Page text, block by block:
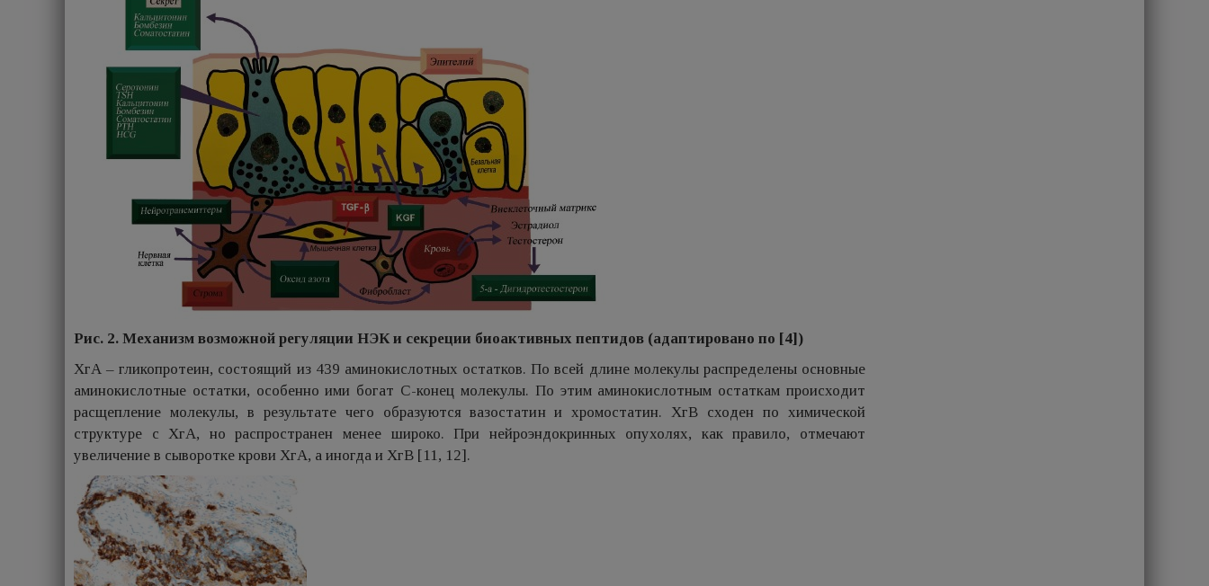
Рис. 2. Механизм возможной регуляции НЭК и секреции биоактивных пептидов (адаптировано по [4])
ХгА – гликопротеин, состоящий из 439 аминокислотных остатков. По всей длине молекулы распределены основные
аминокислотные остатки, особенно ими богат С-конец молекулы. По этим аминокислотным остаткам происходит
расщепление молекулы, в результате чего образуются вазостатин и хромостатин. ХгВ сходен по химической
структуре с ХгА, но распространен менее широко. При нейроэндокринных опухолях, как правило, отмечают
увеличение в сыворотке крови ХгА, а иногда и ХгВ [11, 12].